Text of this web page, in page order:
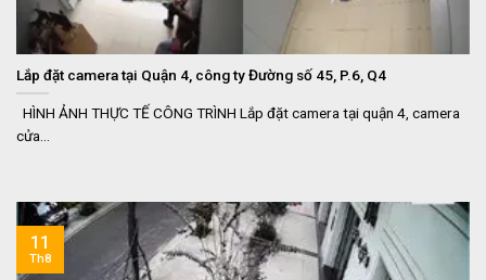
Lắp đặt camera tại Quận 4, công ty Đường số 45, P.6, Q4
HÌNH ẢNH THỰC TẾ CÔNG TRÌNH Lắp đặt camera tại quận 4, camera
cửa...
11
Th8